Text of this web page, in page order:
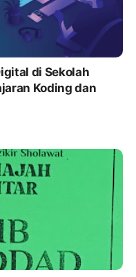
di Sekolah
Koding dan